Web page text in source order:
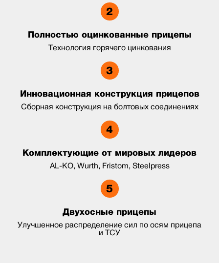
Полностью оцинкованные прицепы
Технология горячего цинкования
Инновационная конструкция прицепов
Сборная конструкция на болтовых соединениях
Комплектующие от мировых лидеров
AL-KO, Wurth, Fristom, Steelpress
Двухосные прицепы
Улучшенное распределение сил по осям прицепа
и ТСУ